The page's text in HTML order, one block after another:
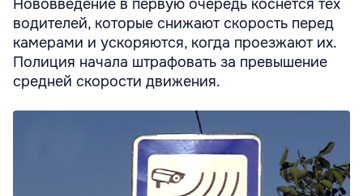
Нововведение в первую очередь коснется тех
водителей, которые снижают скорость перед
камерами и ускоряются, когда проезжают их.
Полиция начала штрафовать за превышение
средней скорости движения.